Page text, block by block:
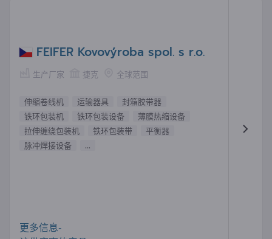
FEIFER Kovovýroba spol. s r.o.
生产厂家 捷克 全球范围
伸缩卷线机 运输器具
封箱胶带器
铁环包装机
铁环包装设备
薄膜热缩设备
拉伸缠绕包装机
铁环包装带
平衡器
脉冲焊接设备
...
更多信息-